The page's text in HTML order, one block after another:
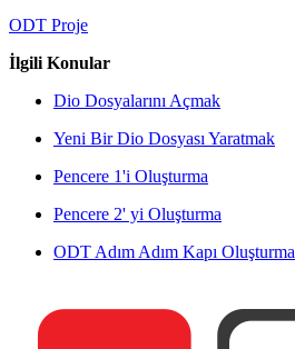
ODT Proje
İlgili Konular
Dio Dosyalarını Açmak
Yeni Bir Dio Dosyası Yaratmak
Pencere 1'i Oluşturma
Pencere 2' yi Oluşturma
ODT Adım Adım Kapı Oluşturma